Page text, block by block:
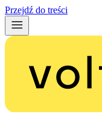
Przejdź do treści